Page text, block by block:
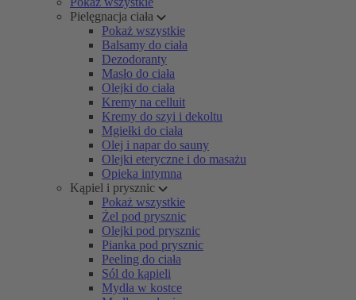
Pielęgnacja ciała
Pokaż wszystkie
Balsamy do ciała
Dezodoranty
Masło do ciała
Olejki do ciała
Kremy na celluit
Kremy do szyi i dekoltu
Mgiełki do ciała
Olej i napar do sauny
Olejki eteryczne i do masażu
Opieka intymna
Kąpiel i prysznic
Pokaż wszystkie
Żel pod prysznic
Olejki pod prysznic
Pianka pod prysznic
Peeling do ciała
Sól do kąpieli
Mydła w kostce